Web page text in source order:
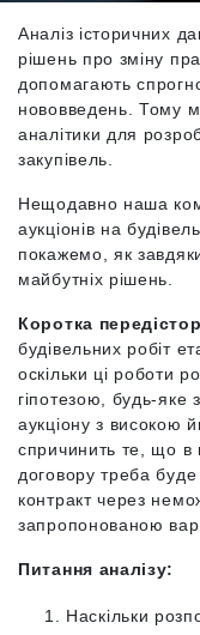
Аналіз історичних
рішень про зміну
допомагають
нововведень. Тому
аналітики для
закупівель.
Нещодавно наша
аукціонів на
покажемо, як
майбутніх рішень.
Коротка
будівельних робіт
оскільки ці роботи
гіпотезою, будь-
аукціону з високою
спричинить те, що
договору треба
контракт через
запропонованою
Питання аналізу:
Наскільки